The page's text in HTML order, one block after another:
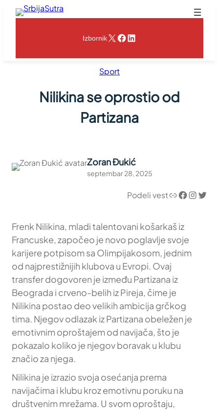
Skoči
IzbornikX Facebook
LinkedIn
Sport
Nilikina se oprostio od
Partizana
Zoran Đukić
septembar 28, 2025
Podeli vestLink Facebook InstagramTwitter
Frenk Nilikina, mladi talentovani košarkaš iz
Francuske, započeo je novo poglavlje svoje
karijere potpisom sa Olimpijakosom, jednim
od najprestižnijih klubova u Evropi. Ovaj
transfer dogovoren je između Partizana iz
Beograda i crveno-belih iz Pireja, čime je
Nilikina postao deo velikih ambicija grčkog
tima. Njegov odlazak iz Partizana obeležen je
emotivnim oproštajem od navijača, što je
pokazalo koliko je njegov boravak u klubu
značio za njega.
Nilikina je izrazio svoja osećanja prema
navijačima i klubu kroz emotivnu poruku na
društvenim mrežama. U svom oproštaju,